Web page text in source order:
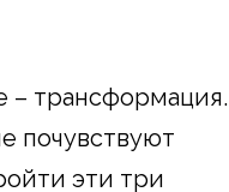
– трансформация.
почувствуют
эти три